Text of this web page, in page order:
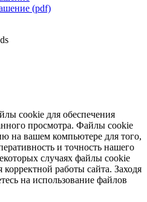
(pdf)
cookie для обеспечения
просмотра. Файлы cookie
на вашем компьютере для того,
и точность нашего
случаях файлы cookie
работы сайта. Заходя
на использование файлов